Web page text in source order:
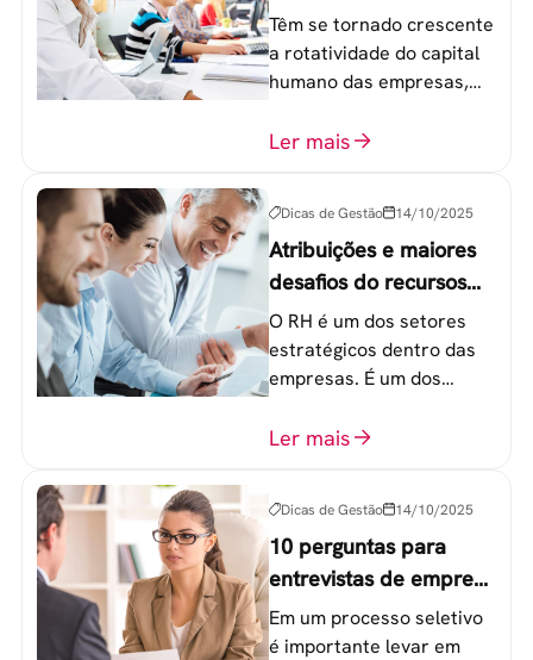
geração Y nas
empresas?
Têm se tornado crescente
a rotatividade do capital
humano das empresas,
colaboradores na faixa de
Ler mais
Dicas de Gestão 14/10/2025
Atribuições e maiores
desafios do recursos
humanos em uma
empresa
O RH é um dos setores
estratégicos dentro das
empresas. É um dos
o atingimento das metas
Ler mais
Dicas de Gestão 14/10/2025
10 perguntas para
entrevistas de emprego
que recrutadores não
devem fazer
Em um processo seletivo
é importante levar em